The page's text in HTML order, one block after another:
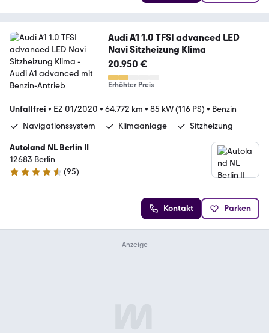
Audi A1 1.0 TFSI advanced LED
Navi Sitzheizung Klima
20.950 €
Erhöhter Preis
Unfallfrei • EZ 01/2020 • 64.772 km • 85 kW (116 PS) • Benzin
Navigationssystem
Klimaanlage Sitzheizung
Autoland NL Berlin II
12683 Berlin
4.7 Sterne
(95)
Kontakt Parken